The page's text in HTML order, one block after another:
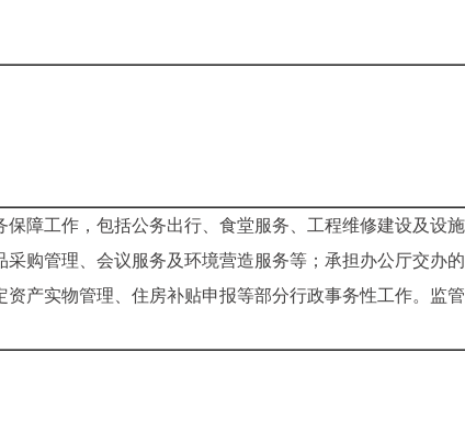
保障工作，包括公务出行、食堂服务、工程维修建设及设
采购管理、会议服务及环境营造服务等；承担办公厅交办
资产实物管理、住房补贴申报等部分行政事务性工作。监